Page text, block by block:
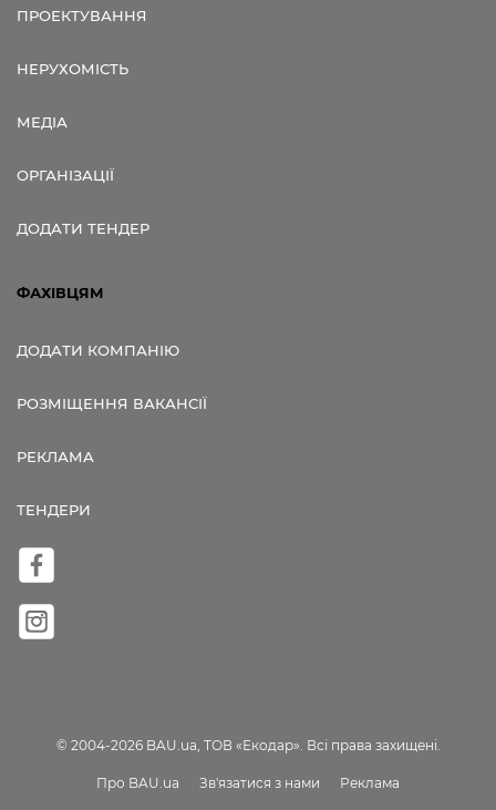
ПРОЕКТУВАННЯ
НЕРУХОМІСТЬ
МЕДІА
ОРГАНІЗАЦІЇ
ДОДАТИ ТЕНДЕР
ФАХІВЦЯМ
ДОДАТИ КОМПАНІЮ
РОЗМІЩЕННЯ ВАКАНСІЇ
РЕКЛАМА
ТЕНДЕРИ
© 2004-2026 BAU.ua, ТОВ «Екодар». Всі права захищені.
Про BAU.ua Зв'язатися з нами Реклама